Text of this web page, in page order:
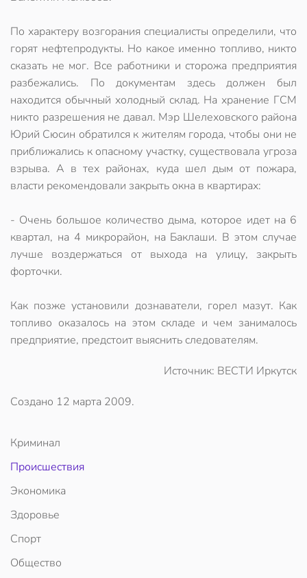
По характеру возгорания специалисты определили, что
горят нефтепродукты. Но какое именно топливо, никто
сказать не мог. Все работники и сторожа предприятия
разбежались. По документам здесь должен был
находится обычный холодный склад. На хранение ГСМ
никто разрешения не давал. Мэр Шелеховского района
Юрий Сюсин обратился к жителям города, чтобы они не
приближались к опасному участку, существовала угроза
взрыва. А в тех районах, куда шел дым от пожара,
власти рекомендовали закрыть окна в квартирах:
- Очень большое количество дыма, которое идет на 6
квартал, на 4 микрорайон, на Баклаши. В этом случае
лучше воздержаться от выхода на улицу, закрыть
форточки.
Как позже установили дознаватели, горел мазут. Как
топливо оказалось на этом складе и чем занималось
предприятие, предстоит выяснить следователям.
Источник: ВЕСТИ Иркутск
Создано 12 марта 2009.
Криминал
Происшествия
Экономика
Здоровье
Спорт
Общество